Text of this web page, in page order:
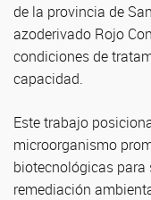
de la provincia de
azoderivado Rojo
condiciones de
capacidad.
Este trabajo
microorganismo
biotecnológicas para
remediación